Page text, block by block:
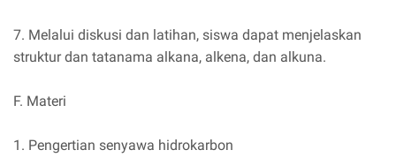
7. Melalui diskusi dan latihan, siswa dapat menjelaskan
struktur dan tatanama alkana, alkena, dan alkuna.
F. Materi
1. Pengertian senyawa hidrokarbon